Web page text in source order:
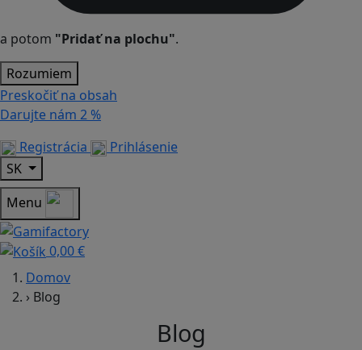
a potom "Pridať na plochu".
Rozumiem
Preskočiť na obsah
Darujte nám 2 %
Registrácia
Prihlásenie
SK
Menu
0,00 €
Domov
› Blog
Blog